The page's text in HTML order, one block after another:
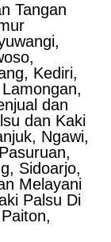
Tangan
Kediri,
dan
dan Kaki
Ngawi,
Sidoarjo,
Melayani
Palsu Di